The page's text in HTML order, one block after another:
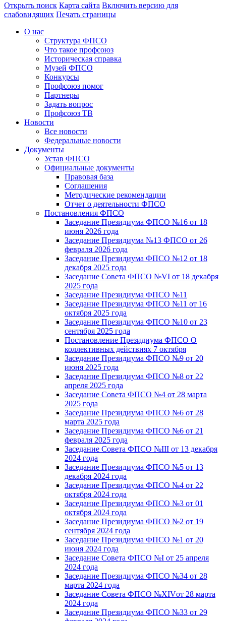
Открыть поиск Карта сайта Включить версию для
слабовидящих Печать страницы
О нас
Структура ФПСО
Что такое профсоюз
Историческая справка
Музей ФПСО
Конкурсы
Профсоюз помог
Партнеры
Задать вопрос
Профсоюз ТВ
Новости
Все новости
Федеральные новости
Документы
Устав ФПСО
Официальные документы
Правовая база
Соглашения
Методические рекомендации
Отчет о деятельности ФПСО
Постановления ФПСО
Заседание Президиума ФПСО №16 от 18
июня 2026 года
Заседание Президиума №13 ФПСО от 26
февраля 2026 года
Заседание Президиума ФПСО №12 от 18
декабря 2025 года
Заседание Совета ФПСО №VI от 18 декабря
2025 года
Заседание Президиума ФПСО №11
Заседание Президиума ФПСО №11 от 16
октября 2025 года
Заседание Президиума ФПСО №10 от 23
сентября 2025 года
Постановление Президиума ФПСО О
коллективных действиях 7 октября
Заседание Президиума ФПСО №9 от 20
июня 2025 года
Заседание Президиума ФПСО №8 от 22
апреля 2025 года
Заседание Совета ФПСО №4 от 28 марта
2025 года
Заседание Президиума ФПСО №6 от 28
марта 2025 года
Заседание Президиума ФПСО №6 от 21
февраля 2025 года
Заседание Совета ФПСО №III от 13 декабря
2024 года
Заседание Президиума ФПСО №5 от 13
декабря 2024 года
Заседание Президиума ФПСО №4 от 22
октября 2024 года
Заседание Президиума ФПСО №3 от 01
октября 2024 года
Заседание Президиума ФПСО №2 от 19
сентября 2024 года
Заседание Президиума ФПСО №1 от 20
июня 2024 года
Заседание Совета ФПСО №I от 25 апреля
2024 года
Заседание Президиума ФПСО №34 от 28
марта 2024 года
Заседание Совета ФПСО №XIVот 28 марта
2024 года
Заседание Президиума ФПСО №33 от 29